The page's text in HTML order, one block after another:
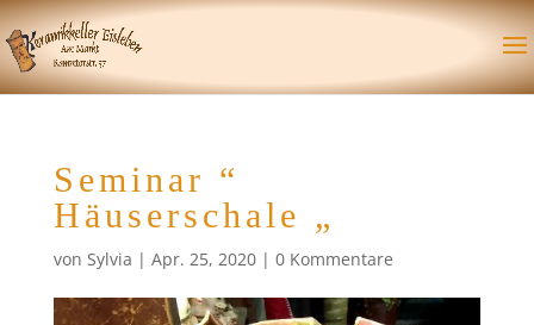
Seminar “
Häuserschale „
von Sylvia | Apr. 25, 2020| 0 Kommentare